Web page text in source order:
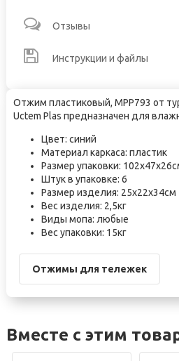
Отзывы
Инструкции и файлы
Отжим пластиковый, MPP793 от
Uctem Plas предназначен для
Цвет: синий
Материал каркаса: пластик
Размер упаковки:
Штук в упаковке: 6
Размер изделия: 25х22х34см
Вес изделия: 2,5кг
Виды мопа: любые
Вес упаковки: 15кг
Отжимы для тележек
Вместе с этим